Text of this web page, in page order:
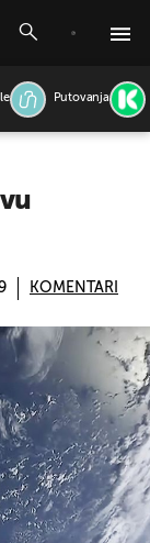
Putovanja
KOMENTARI